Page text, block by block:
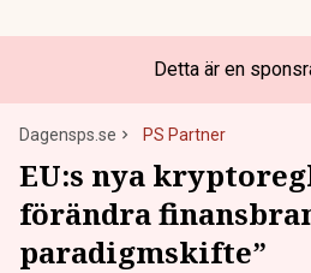
Detta är en
Dagensps.se PS Partner
EU:s nya
förändra
paradigmskifte”